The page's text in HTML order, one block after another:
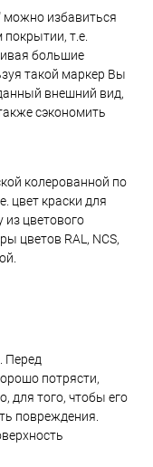
можно избавиться
т.е.
большие
такой маркер Вы
внешний вид,
сэкономить
колерованной по
цвет краски для
из цветового
цветов RAL, NCS,
Перед
потрясти,
для того, чтобы его
повреждения.